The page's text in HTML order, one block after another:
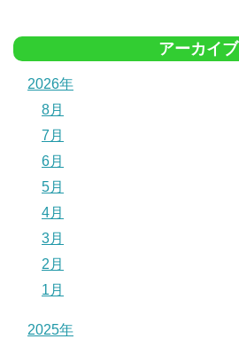
アーカイブ
2026年
8月
7月
6月
5月
4月
3月
2月
1月
2025年